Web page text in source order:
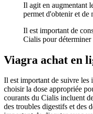
Il agit en augmentant
permet d'obtenir et de
Il est important de
Cialis pour déterminer
Viagra achat en
Il est important de suivre les
choisir la dose appropriée
courants du Cialis incluent
des troubles digestifs et des